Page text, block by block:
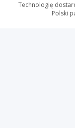
Technologię
Polski